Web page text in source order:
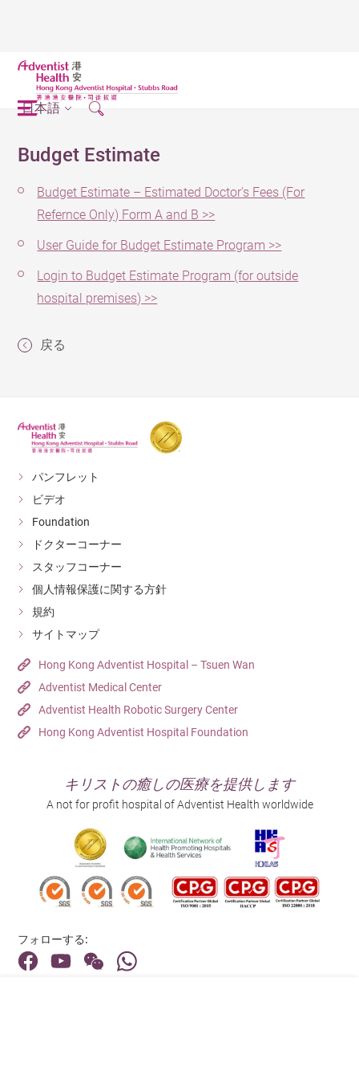
日本語
Budget Estimate
Budget Estimate – Estimated Doctor's Fees (For
Refernce Only) Form A and B >>
User Guide for Budget Estimate Program >>
Login to Budget Estimate Program (for outside
hospital premises) >>
戻る
パンフレット
ビデオ
Foundation
ドクターコーナー
スタッフコーナー
個人情報保護に関する方針
規約
サイトマップ
Hong Kong Adventist Hospital – Tsuen Wan
Adventist Medical Center
Adventist Health Robotic Surgery Center
Hong Kong Adventist Hospital Foundation
キリストの癒しの医療を提供します
A not for profit hospital of Adventist Health worldwide
フォローする: